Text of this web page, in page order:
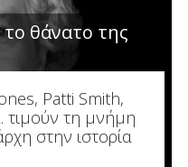
θάνατο της
Patti Smith,
τιμούν τη μνήμη
στην ιστορία